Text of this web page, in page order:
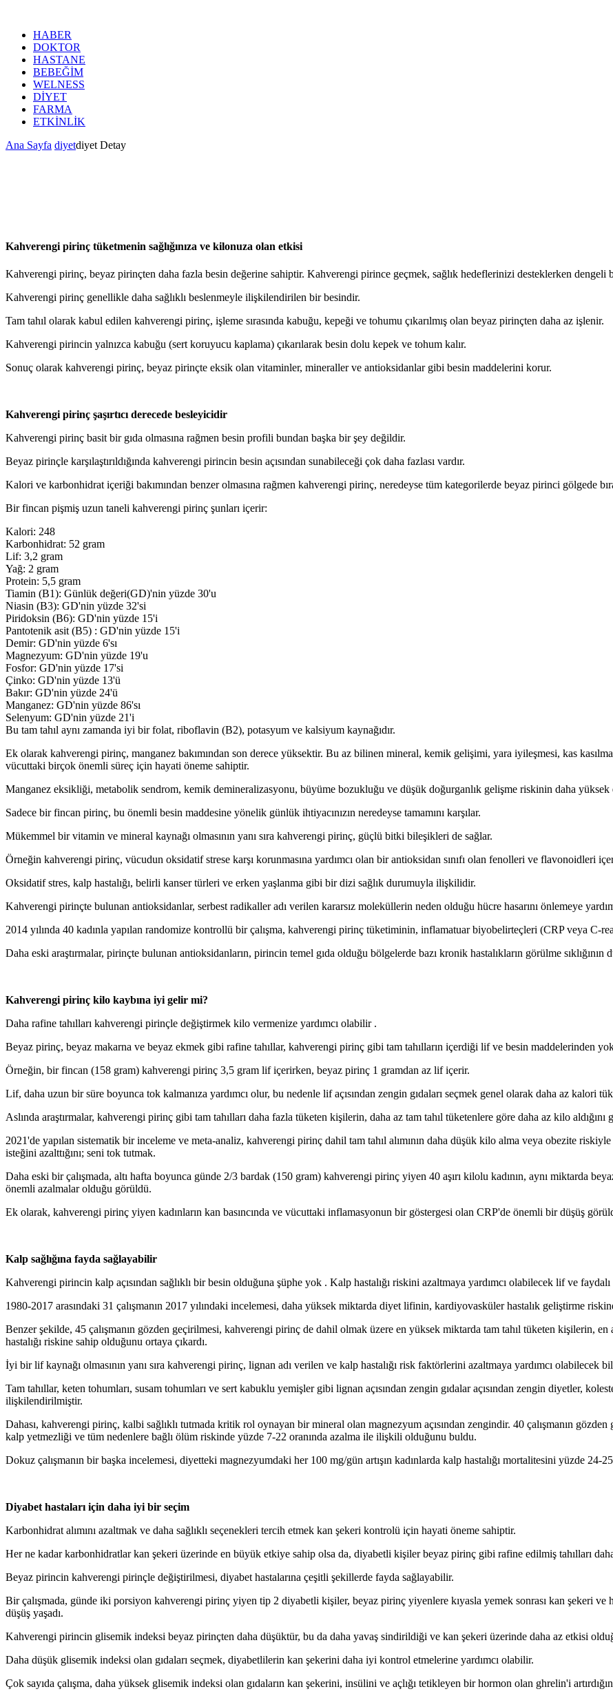
HABER
DOKTOR
HASTANE
BEBEĞİM
WELNESS
DİYET
FARMA
ETKİNLİK
Ana Sayfa diyetdiyet Detay
Kahverengi pirinç tüketmenin sağlığınıza ve kilonuza olan etkisi
Kahverengi pirinç, beyaz pirinçten daha fazla besin değerine sahiptir. Kahverengi pirince geçmek, sağlık hedeflerinizi desteklerken dengeli
Kahverengi pirinç genellikle daha sağlıklı beslenmeyle ilişkilendirilen bir besindir.
Tam tahıl olarak kabul edilen kahverengi pirinç, işleme sırasında kabuğu, kepeği ve tohumu çıkarılmış olan beyaz pirinçten daha az işlenir.
Kahverengi pirincin yalnızca kabuğu (sert koruyucu kaplama) çıkarılarak besin dolu kepek ve tohum kalır.
Sonuç olarak kahverengi pirinç, beyaz pirinçte eksik olan vitaminler, mineraller ve antioksidanlar gibi besin maddelerini korur.
Kahverengi pirinç şaşırtıcı derecede besleyicidir
Kahverengi pirinç basit bir gıda olmasına rağmen besin profili bundan başka bir şey değildir.
Beyaz pirinçle karşılaştırıldığında kahverengi pirincin besin açısından sunabileceği çok daha fazlası vardır.
Kalori ve karbonhidrat içeriği bakımından benzer olmasına rağmen kahverengi pirinç, neredeyse tüm kategorilerde beyaz pirinci gölgede
Bir fincan pişmiş uzun taneli kahverengi pirinç şunları içerir:
Kalori: 248
Karbonhidrat: 52 gram
Lif: 3,2 gram
Yağ: 2 gram
Protein: 5,5 gram
Tiamin (B1): Günlük değeri(GD)'nin yüzde 30'u
Niasin (B3): GD'nin yüzde 32'si
Piridoksin (B6): GD'nin yüzde 15'i
Pantotenik asit (B5) : GD'nin yüzde 15'i
Demir: GD'nin yüzde 6'sı
Magnezyum: GD'nin yüzde 19'u
Fosfor: GD'nin yüzde 17'si
Çinko: GD'nin yüzde 13'ü
Bakır: GD'nin yüzde 24'ü
Manganez: GD'nin yüzde 86'sı
Selenyum: GD'nin yüzde 21'i
Bu tam tahıl aynı zamanda iyi bir folat, riboflavin (B2), potasyum ve kalsiyum kaynağıdır.
Ek olarak kahverengi pirinç, manganez bakımından son derece yüksektir. Bu az bilinen mineral, kemik gelişimi, yara iyileşmesi, kas
vücuttaki birçok önemli süreç için hayati öneme sahiptir.
Manganez eksikliği, metabolik sendrom, kemik demineralizasyonu, büyüme bozukluğu ve düşük doğurganlık gelişme riskinin daha
Sadece bir fincan pirinç, bu önemli besin maddesine yönelik günlük ihtiyacınızın neredeyse tamamını karşılar.
Mükemmel bir vitamin ve mineral kaynağı olmasının yanı sıra kahverengi pirinç, güçlü bitki bileşikleri de sağlar.
Örneğin kahverengi pirinç, vücudun oksidatif strese karşı korunmasına yardımcı olan bir antioksidan sınıfı olan fenolleri ve flavonoidleri
Oksidatif stres, kalp hastalığı, belirli kanser türleri ve erken yaşlanma gibi bir dizi sağlık durumuyla ilişkilidir.
Kahverengi pirinçte bulunan antioksidanlar, serbest radikaller adı verilen kararsız moleküllerin neden olduğu hücre hasarını önlemeye
2014 yılında 40 kadınla yapılan randomize kontrollü bir çalışma, kahverengi pirinç tüketiminin, inflamatuar biyobelirteçleri (CRP veya C-
Daha eski araştırmalar, pirinçte bulunan antioksidanların, pirincin temel gıda olduğu bölgelerde bazı kronik hastalıkların görülme sıklığının
Kahverengi pirinç kilo kaybına iyi gelir mi?
Daha rafine tahılları kahverengi pirinçle değiştirmek kilo vermenize yardımcı olabilir .
Beyaz pirinç, beyaz makarna ve beyaz ekmek gibi rafine tahıllar, kahverengi pirinç gibi tam tahılların içerdiği lif ve besin maddelerinden
Örneğin, bir fincan (158 gram) kahverengi pirinç 3,5 gram lif içerirken, beyaz pirinç 1 gramdan az lif içerir.
Lif, daha uzun bir süre boyunca tok kalmanıza yardımcı olur, bu nedenle lif açısından zengin gıdaları seçmek genel olarak daha az kalori
Aslında araştırmalar, kahverengi pirinç gibi tam tahılları daha fazla tüketen kişilerin, daha az tam tahıl tüketenlere göre daha az kilo aldığını
2021'de yapılan sistematik bir inceleme ve meta-analiz, kahverengi pirinç dahil tam tahıl alımının daha düşük kilo alma veya obezite
isteğini azalttığını; seni tok tutmak.
Daha eski bir çalışmada, altı hafta boyunca günde 2/3 bardak (150 gram) kahverengi pirinç yiyen 40 aşırı kilolu kadının, aynı miktarda
önemli azalmalar olduğu görüldü.
Ek olarak, kahverengi pirinç yiyen kadınların kan basıncında ve vücuttaki inflamasyonun bir göstergesi olan CRP'de önemli bir düşüş
Kalp sağlığına fayda sağlayabilir
Kahverengi pirincin kalp açısından sağlıklı bir besin olduğuna şüphe yok . Kalp hastalığı riskini azaltmaya yardımcı olabilecek lif ve faydalı
1980-2017 arasındaki 31 çalışmanın 2017 yılındaki incelemesi, daha yüksek miktarda diyet lifinin, kardiyovasküler hastalık geliştirme
Benzer şekilde, 45 çalışmanın gözden geçirilmesi, kahverengi pirinç de dahil olmak üzere en yüksek miktarda tam tahıl tüketen kişilerin,
hastalığı riskine sahip olduğunu ortaya çıkardı.
İyi bir lif kaynağı olmasının yanı sıra kahverengi pirinç, lignan adı verilen ve kalp hastalığı risk faktörlerini azaltmaya yardımcı olabilecek
Tam tahıllar, keten tohumları, susam tohumları ve sert kabuklu yemişler gibi lignan açısından zengin gıdalar açısından zengin diyetler,
ilişkilendirilmiştir.
Dahası, kahverengi pirinç, kalbi sağlıklı tutmada kritik rol oynayan bir mineral olan magnezyum açısından zengindir. 40 çalışmanın
kalp yetmezliği ve tüm nedenlere bağlı ölüm riskinde yüzde 7-22 oranında azalma ile ilişkili olduğunu buldu.
Dokuz çalışmanın bir başka incelemesi, diyetteki magnezyumdaki her 100 mg/gün artışın kadınlarda kalp hastalığı mortalitesini yüzde 24-25
Diyabet hastaları için daha iyi bir seçim
Karbonhidrat alımını azaltmak ve daha sağlıklı seçenekleri tercih etmek kan şekeri kontrolü için hayati öneme sahiptir.
Her ne kadar karbonhidratlar kan şekeri üzerinde en büyük etkiye sahip olsa da, diyabetli kişiler beyaz pirinç gibi rafine edilmiş tahılları
Beyaz pirincin kahverengi pirinçle değiştirilmesi, diyabet hastalarına çeşitli şekillerde fayda sağlayabilir.
Bir çalışmada, günde iki porsiyon kahverengi pirinç yiyen tip 2 diyabetli kişiler, beyaz pirinç yiyenlere kıyasla yemek sonrası kan şekeri
düşüş yaşadı.
Kahverengi pirincin glisemik indeksi beyaz pirinçten daha düşüktür, bu da daha yavaş sindirildiği ve kan şekeri üzerinde daha az etkisi
Daha düşük glisemik indeksi olan gıdaları seçmek, diyabetlilerin kan şekerini daha iyi kontrol etmelerine yardımcı olabilir.
Çok sayıda çalışma, daha yüksek glisemik indeksi olan gıdaların kan şekerini, insülini ve açlığı tetikleyen bir hormon olan ghrelin'i